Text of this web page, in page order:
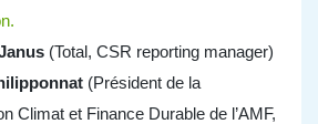
(Total, CSR reporting manager)
(Président de la
Climat et Finance Durable de l’AMF,